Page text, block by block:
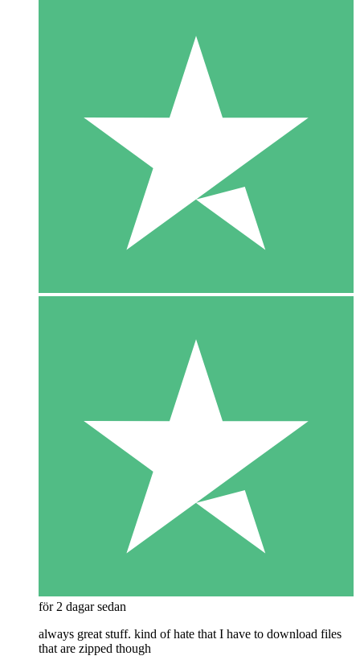
för 2 dagar sedan
always great stuff. kind of hate that I have to download files
that are zipped though